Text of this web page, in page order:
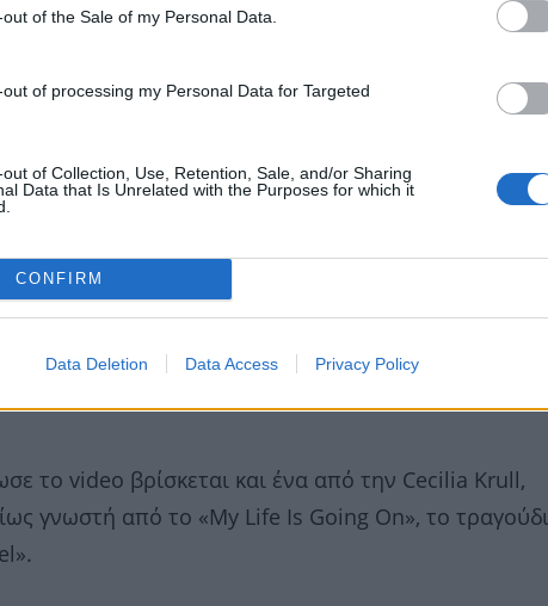
of the Sale of my Personal Data.
of processing my Personal Data for Targeted
of Collection, Use, Retention, Sale, and/or Sharing
Data that Is Unrelated with the Purposes for which it
CONFIRM
Data Deletion Data Access Privacy Policy
βίντεο στο οποίο παίζει κιθάρα και τραγουδά εξ’
κυκλοφόρησε από την Panik Records πριν από
τις καρδιές του κόσμου καθώς και τις πρώτες θέσεις
το video βρίσκεται και ένα από την Cecilia Krull,
γνωστή από το «My Life Is Going On», το τραγούδι